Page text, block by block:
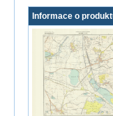
Informace o